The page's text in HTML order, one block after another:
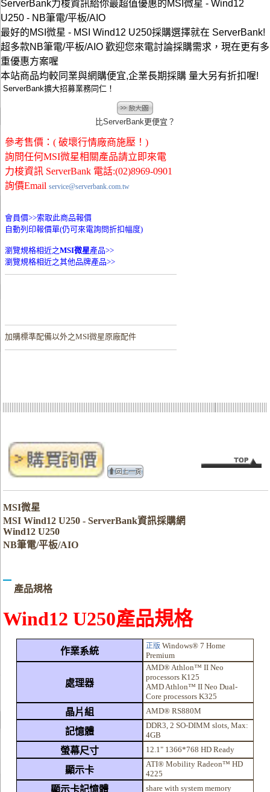
ServerBank力梭資訊給你最超值優惠的MSI微星 - Wind12
U250 - NB筆電/平板/AIO
最好的MSI微星 - MSI Wind12 U250採購選擇就在 ServerBank!
超多款NB筆電/平板/AIO 歡迎您來電討論採購需求，現在更有多
重優惠方案喔
本站商品均較同業與網購便宜,企業長期採購 量大另有折扣喔!
ServerBank擴大招募業務同仁！
比ServerBank更便宜？
參考售價：( 破壞行情廠商施壓！)
詢問任何MSI微星相關產品請立即來電
力梭資訊 ServerBank 電話:(02)8969-0901
詢價Email service@serverbank.com.tw
會員價>>索取此商品報價
自動列印報價單(仍可來電詢問折扣幅度)
瀏覽規格相近之MSI微星產品>>
瀏覽規格相近之其他品牌產品>>
加購標準配備以外之MSI微星原廠配件
MSI微星
MSI Wind12 U250 - ServerBank資訊採購網
Wind12 U250
NB筆電/平板/AIO
產品規格
Wind12 U250產品規格
作業系統 正版 Windows® 7 Home
Premium
處理器
AMD® Athlon™ II Neo
processors K125
AMD Athlon™ II Neo Dual-
Core processors K325
晶片組 AMD® RS880M
記憶體
DDR3, 2 SO-DIMM slots, Max:
4GB
螢幕尺寸 12.1" 1366*768 HD Ready
顯示卡
ATI® Mobility Radeon™ HD
4225
顯示卡記憶體 share with system memory